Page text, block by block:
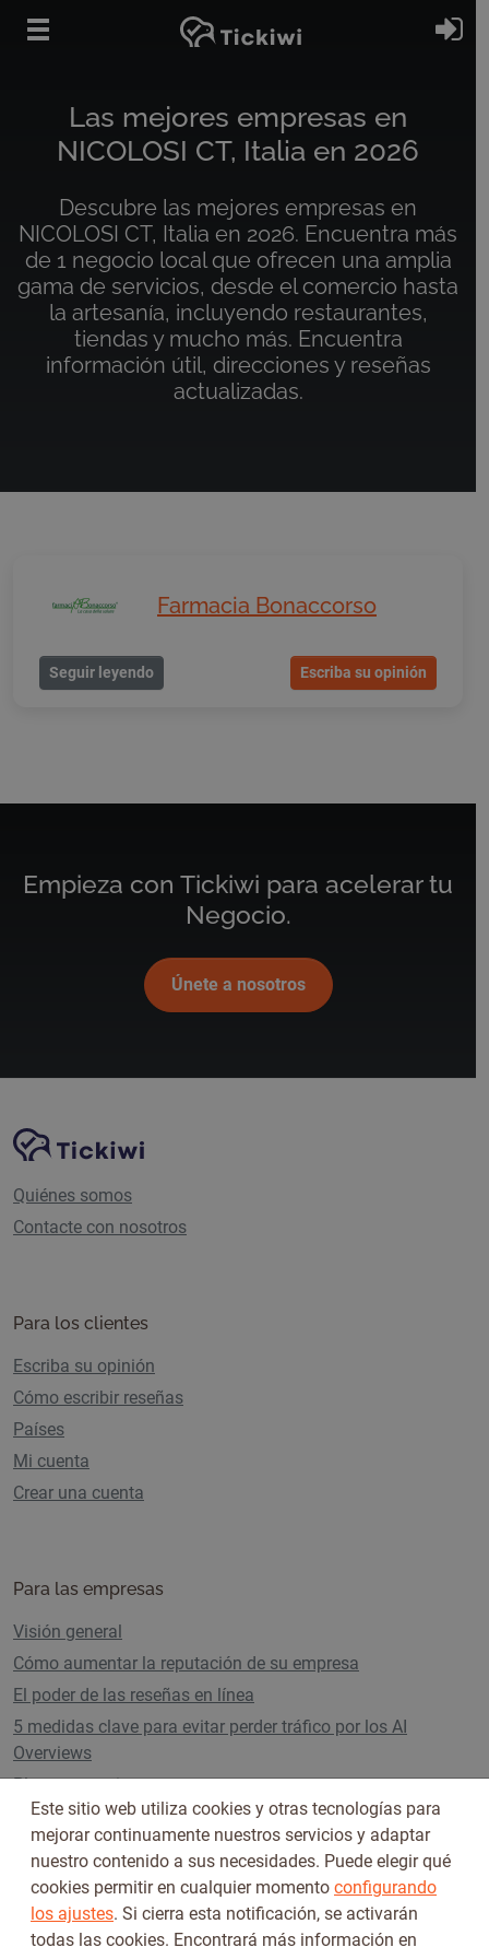
Las mejores empresas en
NICOLOSI CT, Italia en 2026
Descubre las mejores empresas en
NICOLOSI CT, Italia en 2026. Encuentra más
de 1 negocio local que ofrecen una amplia
gama de servicios, desde el comercio hasta
la artesanía, incluyendo restaurantes,
tiendas y mucho más. Encuentra
información útil, direcciones y reseñas
actualizadas.
Farmacia Bonaccorso
Seguir leyendo Escriba su opinión
Empieza con Tickiwi para acelerar tu
Negocio.
Únete a nosotros
Navegación del sitio
Plataforma Tickiwi
Quiénes somos
Contacte con nosotros
Para los clientes
Escriba su opinión
Cómo escribir reseñas
Países
Mi cuenta
Crear una cuenta
Para las empresas
Visión general
Cómo aumentar la reputación de su empresa
El poder de las reseñas en línea
5 medidas clave para evitar perder tráfico por los AI
Overviews
Planes y precios
Síguenos en
Este sitio web utiliza cookies y otras tecnologías para
mejorar continuamente nuestros servicios y adaptar
nuestro contenido a sus necesidades. Puede elegir qué
cookies permitir en cualquier momento configurando
los ajustes. Si cierra esta notificación, se activarán
todas las cookies. Encontrará más información en